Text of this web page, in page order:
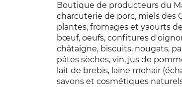
Boutique de producteurs du
charcuterie de porc, miels des
plantes, fromages et yaourts
bœuf, oeufs, confitures
châtaigne, biscuits, nougats,
pâtes sèches, vin, jus de
lait de brebis, laine mohair
savons et cosmétiques